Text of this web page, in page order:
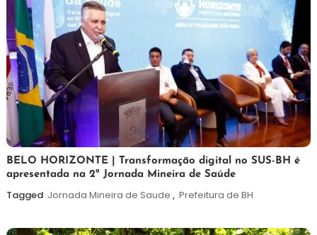
26
de
fevereiro
Maurilio
BELO HORIZONTE | Transformação digital no SUS-BH é
apresentada na 2ª Jornada Mineira de Saúde
Tagged Jornada Mineira de Saude , Prefeitura de BH